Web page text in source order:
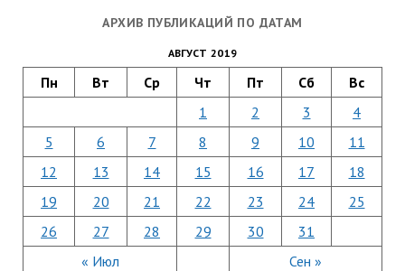
АРХИВ ПУБЛИКАЦИЙ ПО ДАТАМ
АВГУСТ 2019
Пн Вт Ср Чт Пт Сб Вс
« Июл Сен »
1 2 3
4
5
6 7 8 9 10
11
12
13 14 15 16 17
18
19
20 21 22 23 24
25
26
27 28 29 30 31